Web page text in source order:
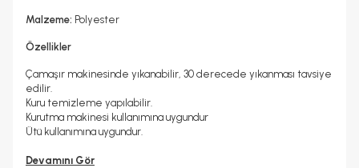
Malzeme: Polyester
Özellikler
Çamaşır makinesinde yıkanabilir, 30 derecede yıkanması tavsiye
edilir.
Kuru temizleme yapılabilir.
Kurutma makinesi kullanımına uygundur
Ütü kullanımına uygundur.
Devamını Gör